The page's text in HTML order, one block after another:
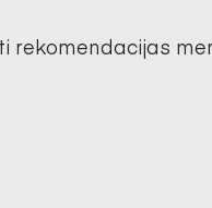
rekomendacijas